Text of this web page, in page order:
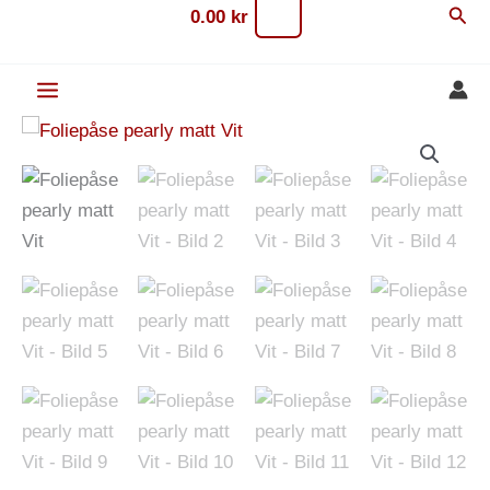
0.00 kr Sök
Foliepåse
matt
Vit
mängd